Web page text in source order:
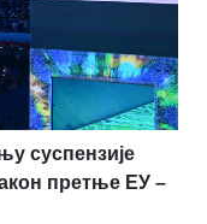
суспензије
претње ЕУ –